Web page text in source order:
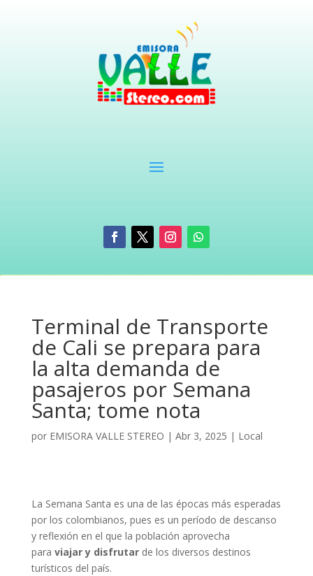
Terminal de Transporte
de Cali se prepara para
la alta demanda de
pasajeros por Semana
Santa; tome nota
por EMISORA VALLE STEREO | Abr 3, 2025 | Local
La Semana Santa es una de las épocas más esperadas
por los colombianos, pues es un período de descanso
y reflexión en el que la población aprovecha
para viajar y disfrutarde los diversos destinos
turísticos del país.